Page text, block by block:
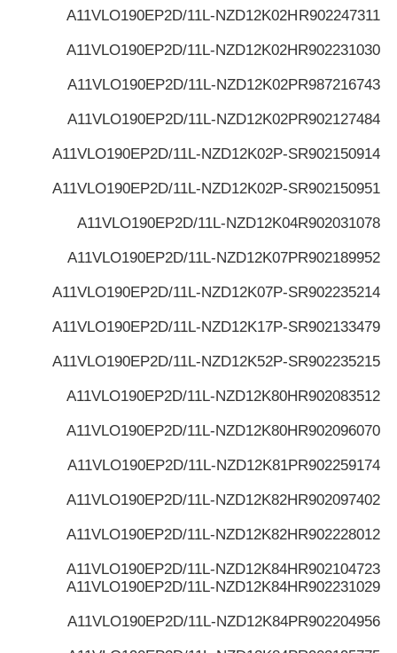
R902247311
A11VLO190EP2D/11L-NZD12K02H
R902231030
A11VLO190EP2D/11L-NZD12K02H
R987216743
A11VLO190EP2D/11L-NZD12K02P
R902127484
A11VLO190EP2D/11L-NZD12K02P
R902150914
A11VLO190EP2D/11L-NZD12K02P-S
R902150951
A11VLO190EP2D/11L-NZD12K02P-S
R902031078
A11VLO190EP2D/11L-NZD12K04
R902189952
A11VLO190EP2D/11L-NZD12K07P
R902235214
A11VLO190EP2D/11L-NZD12K07P-S
R902133479
A11VLO190EP2D/11L-NZD12K17P-S
R902235215
A11VLO190EP2D/11L-NZD12K52P-S
R902083512
A11VLO190EP2D/11L-NZD12K80H
R902096070
A11VLO190EP2D/11L-NZD12K80H
R902259174
A11VLO190EP2D/11L-NZD12K81P
R902097402
A11VLO190EP2D/11L-NZD12K82H
R902228012
A11VLO190EP2D/11L-NZD12K82H
R902104723
A11VLO190EP2D/11L-NZD12K84H
R902231029
A11VLO190EP2D/11L-NZD12K84H
R902204956
A11VLO190EP2D/11L-NZD12K84P